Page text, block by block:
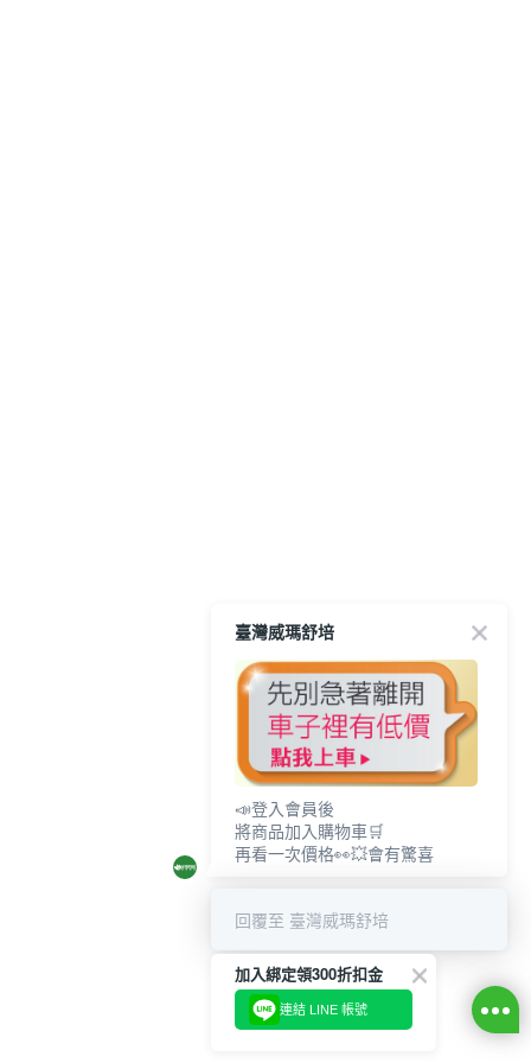
臺灣威瑪舒培
📣登入會員後
將商品加入購物車🛒
再看一次價格👀💥會有驚喜
回覆至 臺灣威瑪舒培
加入綁定領300折扣金
連結 LINE 帳號